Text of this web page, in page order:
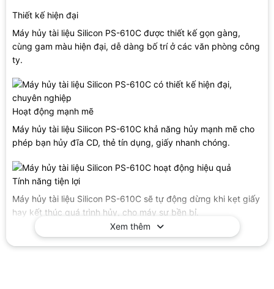
Thiết kế hiện đại
Máy hủy tài liệu Silicon PS-610C được thiết kế gọn gàng,
cùng gam màu hiện đại, dễ dàng bố trí ở các văn phòng công
ty.
Hoạt động mạnh mẽ
Máy hủy tài liệu Silicon PS-610C khả năng hủy mạnh mẽ cho
phép bạn hủy đĩa CD, thẻ tín dụng, giấy nhanh chóng.
Tính năng tiện lợi
Máy hủy tài liệu Silicon PS-610C sẽ tự động dừng khi kẹt giấy
hay kết thúc quá trình hủy, cho máy sự bền bỉ.
Xem thêm